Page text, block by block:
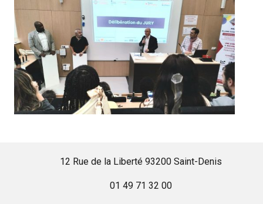
12 Rue de la Liberté 93200 Saint-Denis
01 49 71 32 00